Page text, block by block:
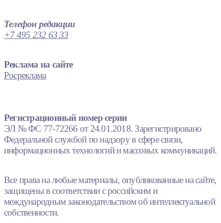
Телефон редакции
+7 495 232 63 33
Реклама на сайте
Росреклама
Регистрационный номер серии
ЭЛ № ФС 77-72266 от 24.01.2018. Зарегистрировано
Федеральной службой по надзору в сфере связи,
информационных технологий и массовых коммуникаций.
Все права на любые материалы, опубликованные на сайте,
защищены в соответствии с российским и
международным законодательством об интеллектуальной
собственности.